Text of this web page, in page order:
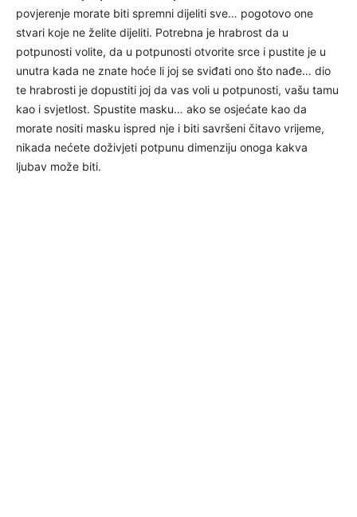
povjerenje morate biti spremni dijeliti sve… pogotovo one
stvari koje ne želite dijeliti. Potrebna je hrabrost da u
potpunosti volite, da u potpunosti otvorite srce i pustite je u
unutra kada ne znate hoće li joj se sviđati ono što nađe… dio
te hrabrosti je dopustiti joj da vas voli u potpunosti, vašu tamu
kao i svjetlost. Spustite masku… ako se osjećate kao da
morate nositi masku ispred nje i biti savršeni čitavo vrijeme,
nikada nećete doživjeti potpunu dimenziju onoga kakva
ljubav može biti.